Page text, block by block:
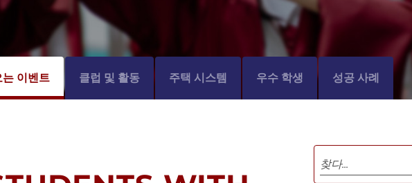
이벤트 클럽 및 활동 주택 시스템 우수 학생 성공 사례